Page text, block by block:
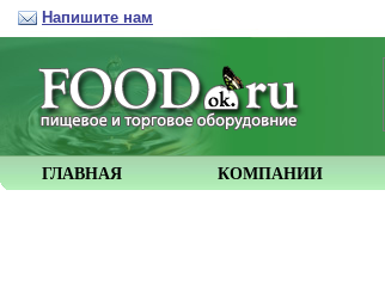
ГЛАВНАЯ КОМПАНИИ
Напишите нам